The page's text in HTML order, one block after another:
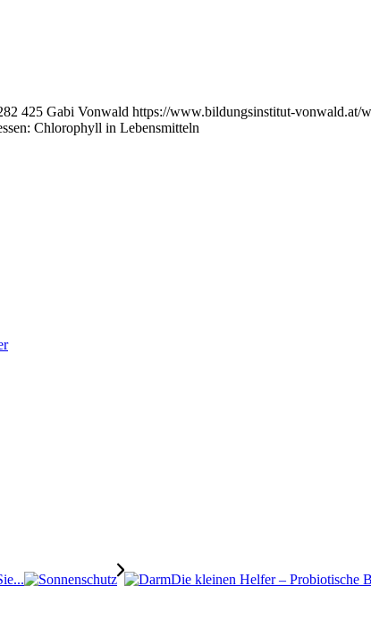
425 Gabi Vonwald https://www.bildungsinstitut-vonwald.at/
Chlorophyll in Lebensmitteln
Die kleinen Helfer – Probiotische